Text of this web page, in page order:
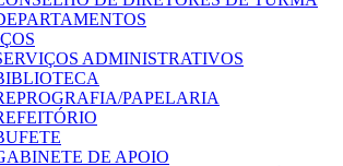
ADMINISTRATIVOS
PAPELARIA
DE APOIO